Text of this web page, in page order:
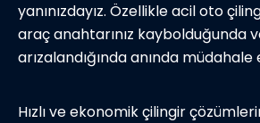
yanınızdayız. Özellikle acil oto
araç anahtarınız kaybolduğunda
arızalandığında anında müdahale
Hızlı ve ekonomik çilingir